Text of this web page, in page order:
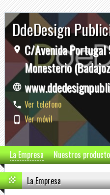
DdeDesign
C/Avenida Portugal
Monesterio
Ver teléfono
Ver móvil
La Empresa Nuestros
La Empresa